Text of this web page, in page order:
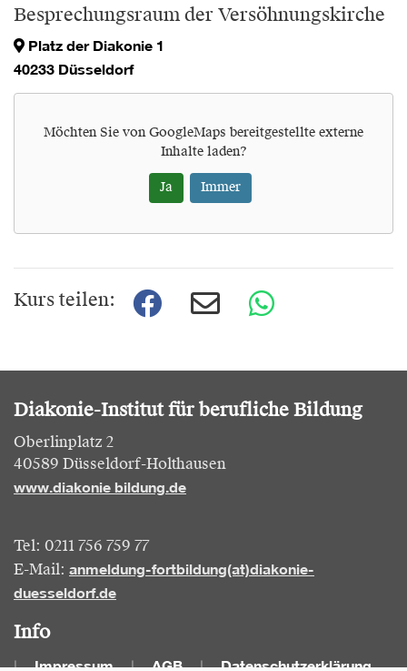
Besprechungsraum der Versöhnungskirche
Platz der Diakonie 1
40233 Düsseldorf
Möchten Sie von GoogleMaps bereitgestellte externe
Inhalte laden?
Ja Immer
Kurs teilen:
Diakonie-Institut für berufliche Bildung
Oberlinplatz 2
40589 Düsseldorf-Holthausen
www.diakonie bildung.de
Tel: 0211 756 759 77
E-Mail: anmeldung-fortbildung(at)diakonie-
duesseldorf.de
Info
Impressum
AGB Datenschutzerklärung